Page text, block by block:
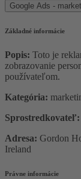
Google Ads -
Základné informácie
Popis: Toto je
zobrazovanie
používateľom.
Kategória:
Sprostredkovateľ:
Adresa: Gordon
Ireland
Právne informácie